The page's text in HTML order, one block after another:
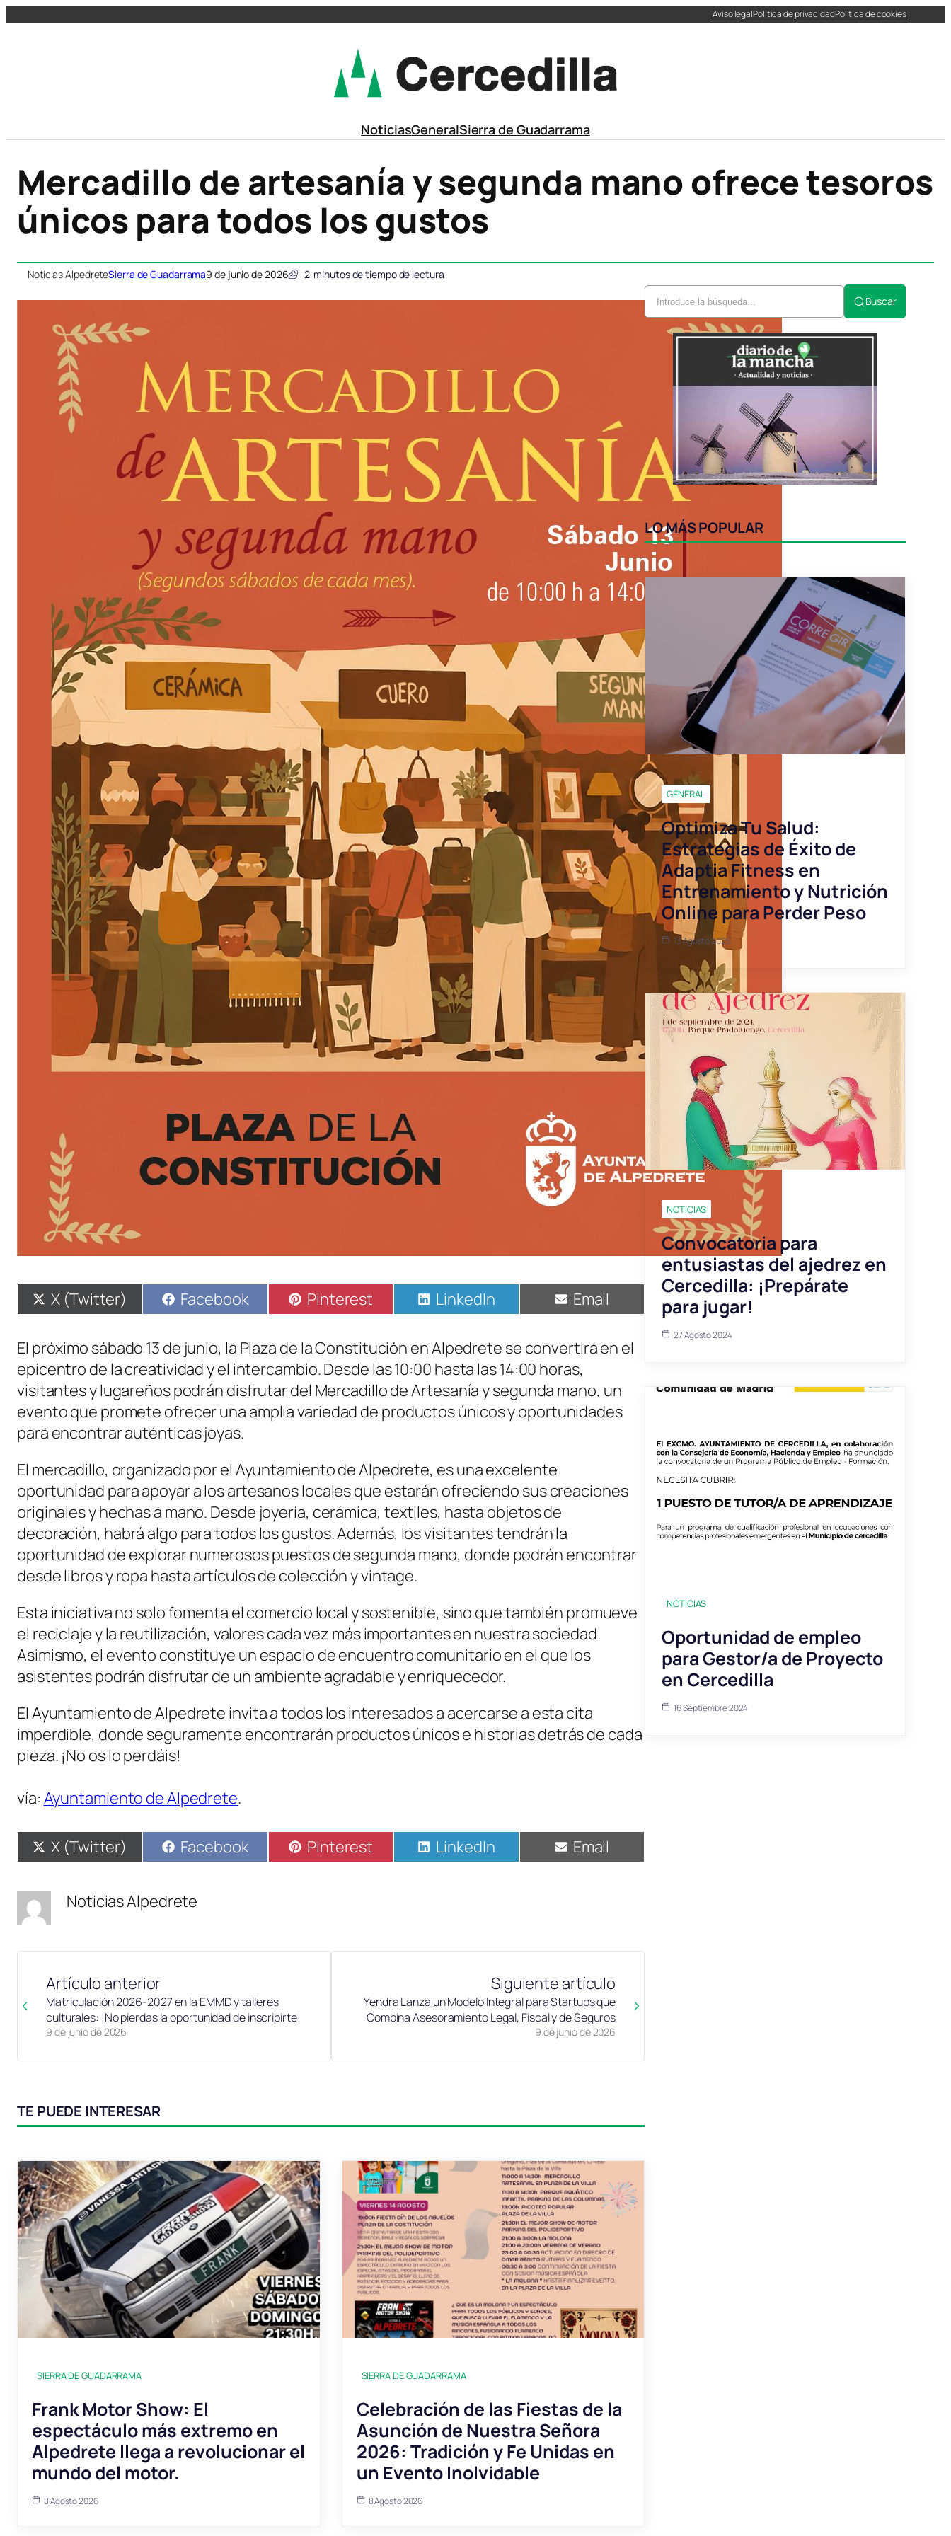
Aviso legalPolítica de privacidadPolítica de cookies
NoticiasGeneralSierra de Guadarrama
Mercadillo de artesanía y segunda mano ofrece tesoros
únicos para todos los gustos
Noticias AlpedreteSierra de Guadarrama9 de junio de 2026 2 minutos de tiempo de lectura
Compartir
en
X (Twitter) Compartir
en
Facebook Compartir
en
Pinterest Compartir
en
LinkedIn Compartir
en
Email
El próximo sábado 13 de junio, la Plaza de la Constitución en Alpedrete se convertirá en el
epicentro de la creatividad y el intercambio. Desde las 10:00 hasta las 14:00 horas,
visitantes y lugareños podrán disfrutar del Mercadillo de Artesanía y segunda mano, un
evento que promete ofrecer una amplia variedad de productos únicos y oportunidades
para encontrar auténticas joyas.
El mercadillo, organizado por el Ayuntamiento de Alpedrete, es una excelente
oportunidad para apoyar a los artesanos locales que estarán ofreciendo sus creaciones
originales y hechas a mano. Desde joyería, cerámica, textiles, hasta objetos de
decoración, habrá algo para todos los gustos. Además, los visitantes tendrán la
oportunidad de explorar numerosos puestos de segunda mano, donde podrán encontrar
desde libros y ropa hasta artículos de colección y vintage.
Esta iniciativa no solo fomenta el comercio local y sostenible, sino que también promueve
el reciclaje y la reutilización, valores cada vez más importantes en nuestra sociedad.
Asimismo, el evento constituye un espacio de encuentro comunitario en el que los
asistentes podrán disfrutar de un ambiente agradable y enriquecedor.
El Ayuntamiento de Alpedrete invita a todos los interesados a acercarse a esta cita
imperdible, donde seguramente encontrarán productos únicos e historias detrás de cada
pieza. ¡No os lo perdáis!
vía: Ayuntamiento de Alpedrete.
Compartir
en
X (Twitter) Compartir
en
Facebook Compartir
en
Pinterest Compartir
en
LinkedIn Compartir
en
Email
Noticias Alpedrete
Artículo anterior
9 de junio de 2026
Matriculación 2026-2027 en la EMMD y talleres
culturales: ¡No pierdas la oportunidad de inscribirte!
Siguiente artículo
9 de junio de 2026
Yendra Lanza un Modelo Integral para Startups que
Combina Asesoramiento Legal, Fiscal y de Seguros
TE PUEDE INTERESAR
SIERRA DE GUADARRAMA
Frank Motor Show: El
espectáculo más extremo en
Alpedrete llega a revolucionar el
mundo del motor.
8 Agosto 2026
SIERRA DE GUADARRAMA
Celebración de las Fiestas de la
Asunción de Nuestra Señora
2026: Tradición y Fe Unidas en
un Evento Inolvidable
8 Agosto 2026
Buscar
LO MÁS POPULAR
GENERAL
Optimiza Tu Salud:
Estrategias de Éxito de
Adaptia Fitness en
Entrenamiento y Nutrición
Online para Perder Peso
13 Agosto 2025
NOTICIAS
Convocatoria para
entusiastas del ajedrez en
Cercedilla: ¡Prepárate
para jugar!
27 Agosto 2024
NOTICIAS
Oportunidad de empleo
para Gestor/a de Proyecto
en Cercedilla
16 Septiembre 2024